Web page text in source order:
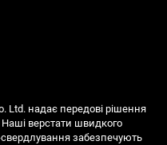
Ltd. надає передові рішення
верстати швидкого
свердлування забезпечують